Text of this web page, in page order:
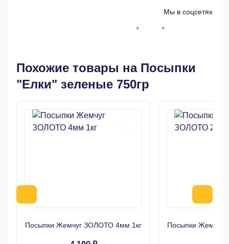
Мы в соцсетях
* *
Похожие товары на Посыпки
"Елки" зеленые 750гр
Посыпки Жемчуг ЗОЛОТО 4мм 1кг Посыпки Жемчуг